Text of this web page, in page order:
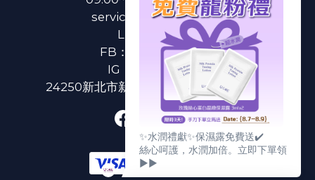
service@u-care.com.tw
LINE：
@ucare
FB：
U CARE 美麗粉專
IG：
ucare.tw2002
24250新北市新莊區新北大道二段312號3樓
✨水潤禮獻✨保濕露免費送✔️
絲心呵護，水潤加倍。立即下單領
▶▶